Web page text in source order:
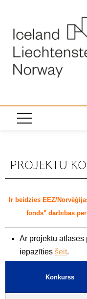
PROJEKTU
Ir beidzies EEZ/
fonds" darbības
Ar projektu atlases
iepazīties šeit.
Konkurss